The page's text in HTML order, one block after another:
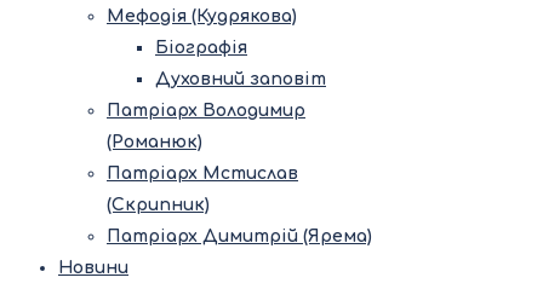
Мефодія (Кудрякова)
Біографія
Духовний заповіт
Патріарх Володимир
(Романюк)
Патріарх Мстислав
(Скрипник)
Патріарх Димитрій (Ярема)
Новини